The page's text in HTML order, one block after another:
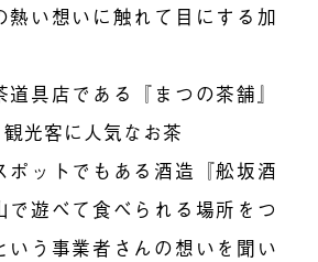
熱い想いに触れて目にする加
具店である『まつの茶舗』
光客に人気なお茶
ットでもある酒造『舩坂酒
で遊べて食べられる場所をつ
いう事業者さんの想いを聞い